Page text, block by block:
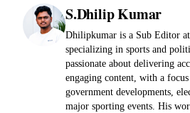
S.Dhilip Kumar
Dhilipkumar is a Sub Editor
specializing in sports and
passionate about delivering
engaging content, with a
government developments,
major sporting events. His